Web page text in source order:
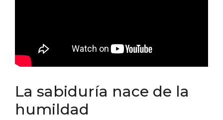
La sabiduría nace de la
humildad